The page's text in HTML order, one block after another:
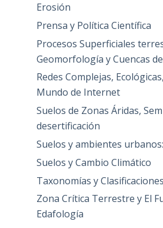
Erosión
Prensa y Política Científica
Procesos Superficiales
Geomorfología y Cuencas
Redes Complejas,
Mundo de Internet
Suelos de Zonas Áridas,
desertificación
Suelos y ambientes
Suelos y Cambio Climático
Taxonomías y Clasificaciones
Zona Crítica Terrestre y El
Edafología